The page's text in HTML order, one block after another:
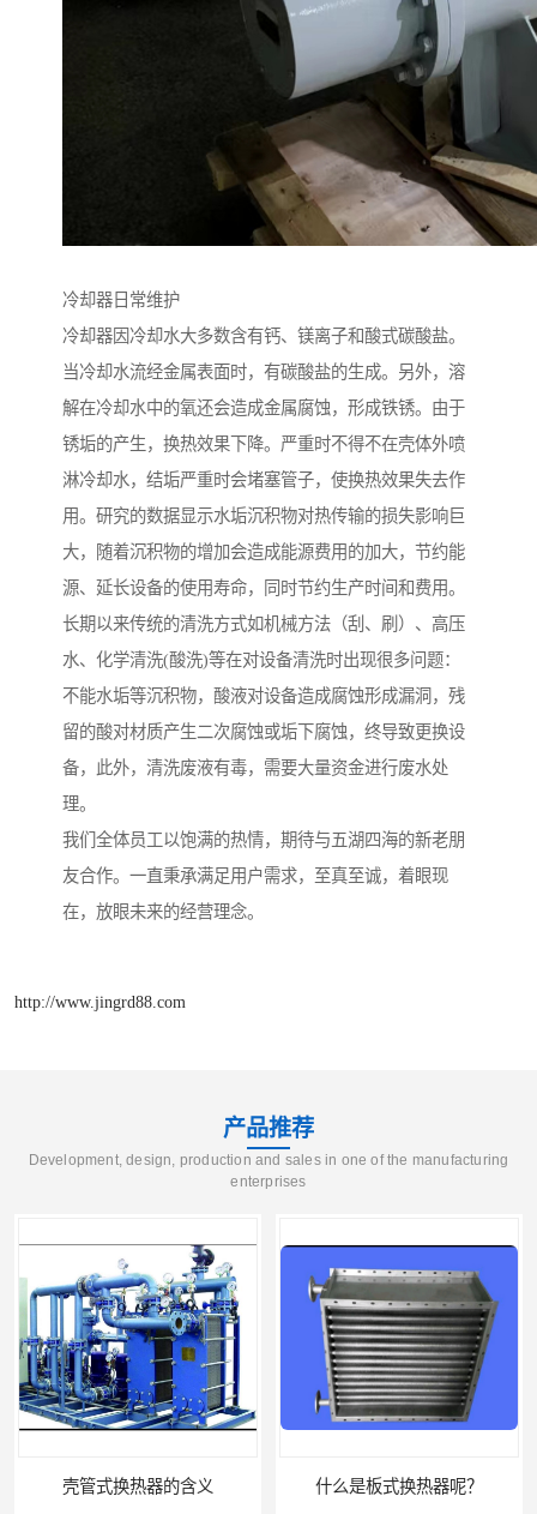
冷却器日常维护
冷却器因冷却水大多数含有钙、镁离子和酸式碳酸盐。
当冷却水流经金属表面时，有碳酸盐的生成。另外，溶
解在冷却水中的氧还会造成金属腐蚀，形成铁锈。由于
锈垢的产生，换热效果下降。严重时不得不在壳体外喷
淋冷却水，结垢严重时会堵塞管子，使换热效果失去作
用。研究的数据显示水垢沉积物对热传输的损失影响巨
大，随着沉积物的增加会造成能源费用的加大，节约能
源、延长设备的使用寿命，同时节约生产时间和费用。
长期以来传统的清洗方式如机械方法（刮、刷）、高压
水、化学清洗(酸洗)等在对设备清洗时出现很多问题：
不能水垢等沉积物，酸液对设备造成腐蚀形成漏洞，残
留的酸对材质产生二次腐蚀或垢下腐蚀，终导致更换设
备，此外，清洗废液有毒，需要大量资金进行废水处
理。
我们全体员工以饱满的热情，期待与五湖四海的新老朋
友合作。一直秉承满足用户需求，至真至诚，着眼现
在，放眼未来的经营理念。
http://www.jingrd88.com
产品推荐
Development, design, production and sales in one of the manufacturing
enterprises
什么是板式换热器呢？